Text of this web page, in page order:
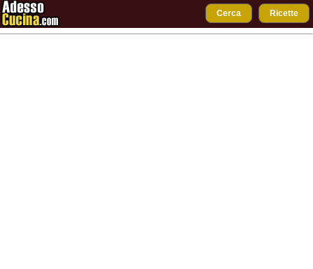
Cerca Ricette